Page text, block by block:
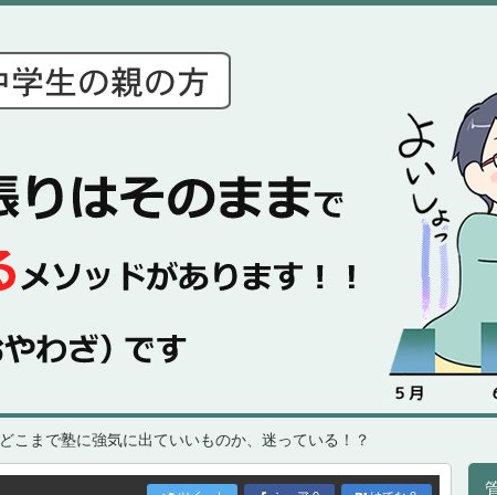
どこまで塾に強気に出ていいものか、迷っている！？